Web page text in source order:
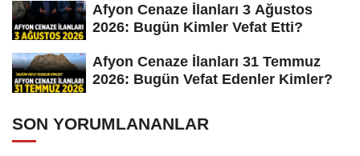
Afyon Cenaze İlanları 3 Ağustos
2026: Bugün Kimler Vefat Etti?
Afyon Cenaze İlanları 31 Temmuz
2026: Bugün Vefat Edenler Kimler?
SON YORUMLANANLAR